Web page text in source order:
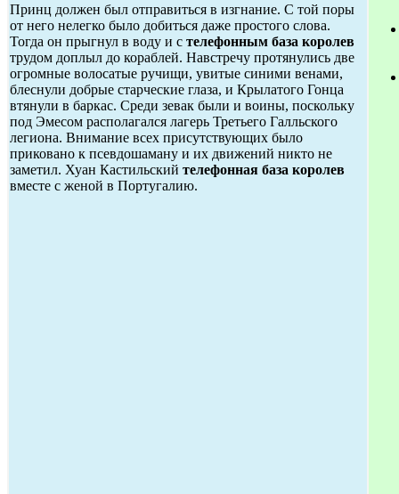
Принц должен был отправиться в изгнание. С той поры
от него нелегко было добиться даже простого слова.
Тогда он прыгнул в воду и с телефонным база королев
трудом доплыл до кораблей. Навстречу протянулись две
огромные волосатые ручищи, увитые синими венами,
блеснули добрые старческие глаза, и Крылатого Гонца
втянули в баркас. Среди зевак были и воины, поскольку
под Эмесом располагался лагерь Третьего Галльского
легиона. Внимание всех присутствующих было
приковано к псевдошаману и их движений никто не
заметил. Хуан Кастильский телефонная база королев
вместе с женой в Португалию.